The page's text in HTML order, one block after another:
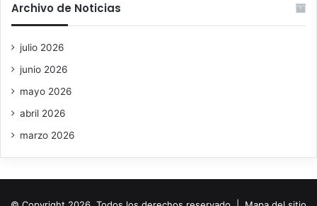
Archivo de Noticias
julio 2026
junio 2026
mayo 2026
abril 2026
marzo 2026